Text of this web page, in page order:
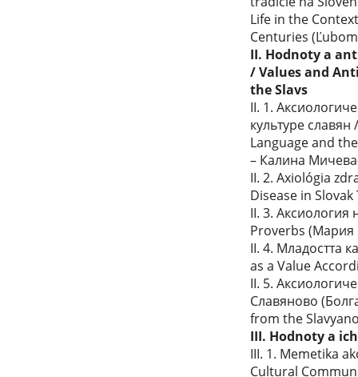
Life in the
Centuries
II. Hodnoty a
/ Values and
the Slavs
II. 1.
культуре
Language and
– Калина
II. 2. Axiológia
Disease in
II. 3.
Proverbs (Мария
II. 4. Младостта
as a Value
II. 5.
Славяново
from the
III. Hodnoty a
III. 1. Memetika
Cultural